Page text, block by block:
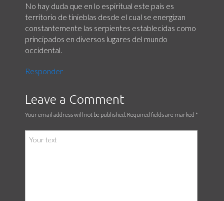
No hay duda que en lo espiritual este país es
territorio de tinieblas desde el cual se energizan
constantemente las serpientes establecidas como
principados en diversos lugares del mundo
occidental.
Responder
Leave a Comment
Your email address will not be published. Required fields are marked *